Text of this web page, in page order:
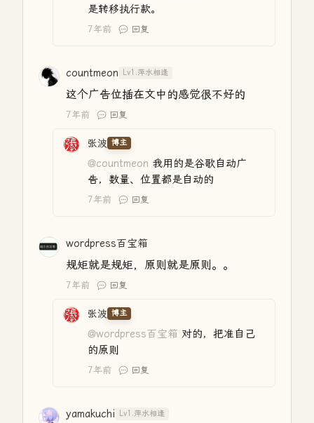
是转移执行款。
7年前 回复
countmeon Lv1.萍水相逢
这个广告位插在文中的感觉很不好的
7年前 回复
张波 博主
@countmeon 我用的是谷歌自动广
告，数量、位置都是自动的
7年前 回复
wordpress百宝箱
规矩就是规矩，原则就是原则。。
7年前 回复
张波 博主
@wordpress百宝箱 对的，把准自己
的原则
7年前 回复
yamakuchi Lv1.萍水相逢